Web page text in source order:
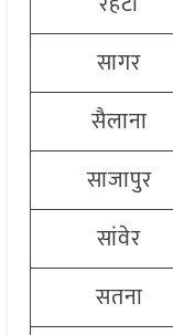
सागर
सैलाना
साजापुर
सांवेर
सतना